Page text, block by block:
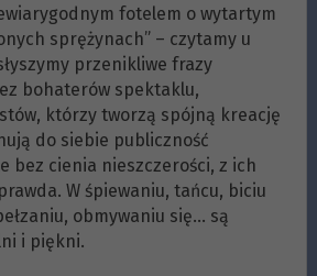
fotelem o wytartym
sprężynach” – czytamy u
przenikliwe frazy
bohaterów spektaklu,
którzy tworzą spójną kreację
do siebie publiczność
bez cienia nieszczerości, z ich
W śpiewaniu, tańcu, biciu
obmywaniu się… są
i piękni.